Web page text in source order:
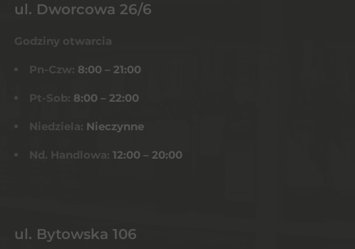
ul. Dworcowa 26/6
Godziny otwarcia
Pn-Czw: 8:00 – 21:00
Pt-Sob: 8:00 – 22:00
Niedziela: Nieczynne
Nd. Handlowa: 12:00 – 20:00
ul. Bytowska 106